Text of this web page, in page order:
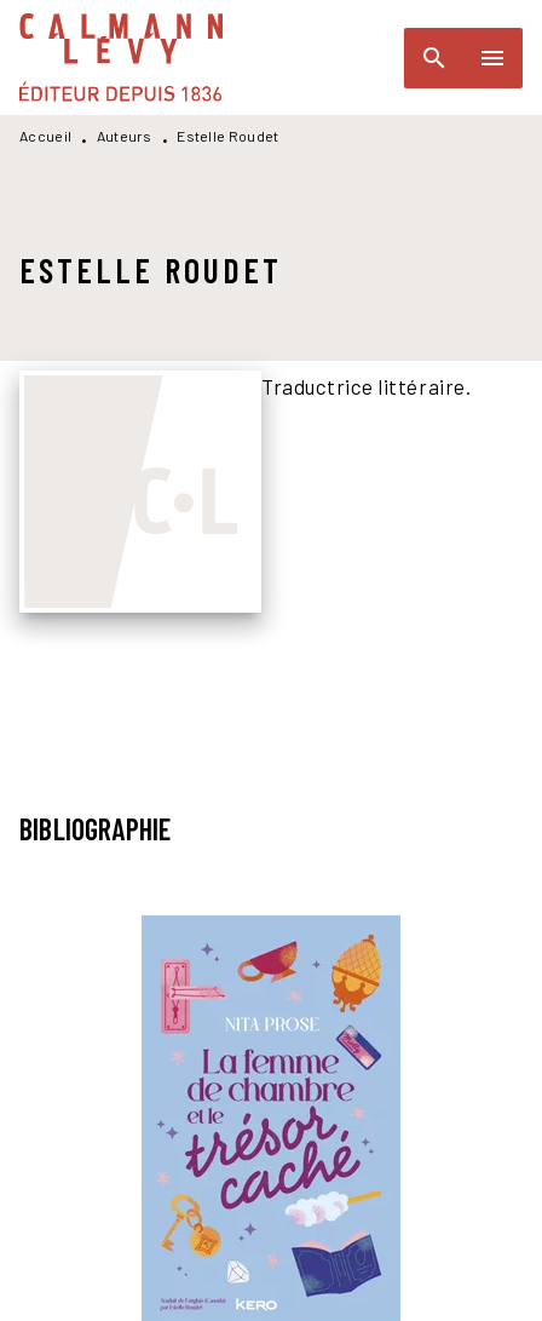
MENU RECHERCHE
PIED DE PAGE
search menu
Accueil • Auteurs • Estelle Roudet
ESTELLE ROUDET
Traductrice littéraire.
BIBLIOGRAPHIE